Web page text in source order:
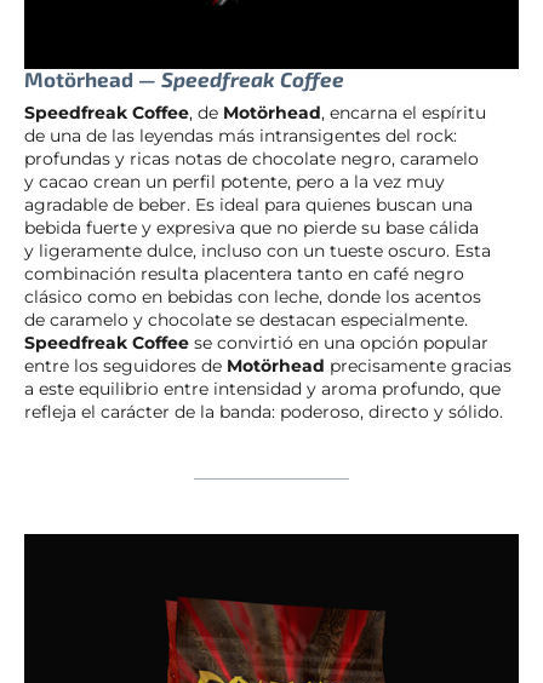
Motörhead — Speedfreak Coffee
Speedfreak Coffee, de Motörhead, encarna el espíritu
de una de las leyendas más intransigentes del rock:
profundas y ricas notas de chocolate negro, caramelo
y cacao crean un perfil potente, pero a la vez muy
agradable de beber. Es ideal para quienes buscan una
bebida fuerte y expresiva que no pierde su base cálida
y ligeramente dulce, incluso con un tueste oscuro. Esta
combinación resulta placentera tanto en café negro
clásico como en bebidas con leche, donde los acentos
de caramelo y chocolate se destacan especialmente.
Speedfreak Coffee se convirtió en una opción popular
entre los seguidores de Motörhead precisamente gracias
a este equilibrio entre intensidad y aroma profundo, que
refleja el carácter de la banda: poderoso, directo y sólido.